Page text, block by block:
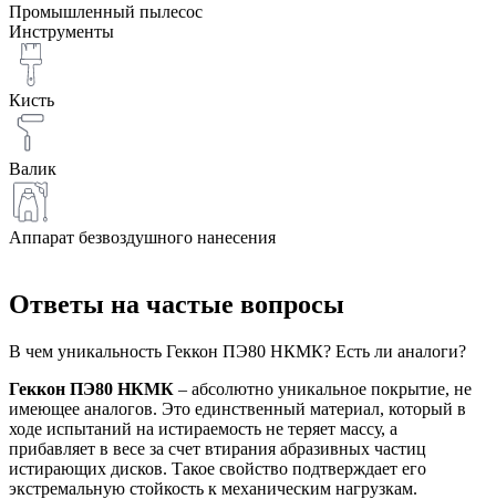
Промышленный пылесос
Инструменты
Кисть
Валик
Аппарат безвоздушного нанесения
Ответы на частые вопросы
В чем уникальность Геккон ПЭ80 НКМК? Есть ли аналоги?
Геккон ПЭ80 НКМК – абсолютно уникальное покрытие, не
имеющее аналогов. Это единственный материал, который в
ходе испытаний на истираемость не теряет массу, а
прибавляет в весе за счет втирания абразивных частиц
истирающих дисков. Такое свойство подтверждает его
экстремальную стойкость к механическим нагрузкам.